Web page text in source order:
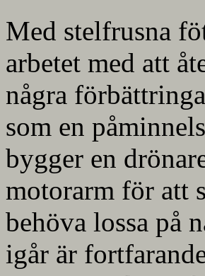
Med stelfrusna
arbetet med att
några
som en
bygger en
motorarm för att
behöva lossa på
igår är